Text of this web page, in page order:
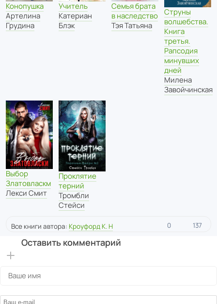
Конопушка
Артелина
Грудина
Учитель
Катериан
Блэк
Семья брата
в наследство
Тэя Татьяна
Струны
волшебства.
Книга
третья.
Рапсодия
минувших
дней
Милена
Завойчинская
Выбор
Златовласкм
Лекси Смит
Проклятие
терний
Тромбли
Стейси
Все книги автора: Кроуфорд К. Н 0 137
Оставить комментарий